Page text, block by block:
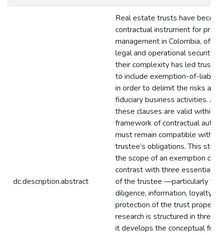
dc.description.abstract
Real estate trusts have
contractual instrument for
management in Colombia,
legal and operational
their complexity has led trust
to include exemption-of-
in order to delimit the risks
fiduciary business activities.
these clauses are valid within
framework of contractual
must remain compatible with
trustee’s obligations. This
the scope of an exemption
contrast with three essential
of the trustee —particularly
diligence, information, loyalty,
protection of the trust
research is structured in
it develops the conceptual